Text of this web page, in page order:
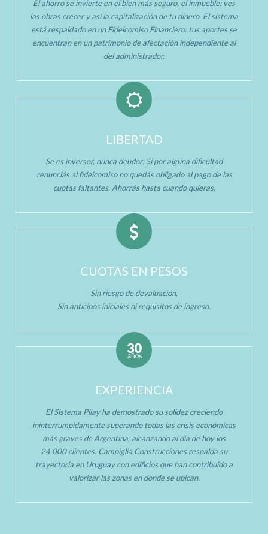
El ahorro se invierte en el bien más seguro, el inmueble: ves
las obras crecer y así la capitalización de tu dinero. El sistema
está respaldado en un Fideicomiso Financiero: tus aportes se
encuentran en un patrimonio de afectación independiente al
del administrador.
LIBERTAD
Se es inversor, nunca deudor: Si por alguna dificultad
renunciás al fideicomiso no quedás obligado al pago de las
cuotas faltantes. Ahorrás hasta cuando quieras.
CUOTAS EN PESOS
Sin riesgo de devaluación.
Sin anticipos iniciales ni requisitos de ingreso.
EXPERIENCIA
El Sistema Pilay ha demostrado su solidez creciendo
ininterrumpidamente superando todas las crisis económicas
más graves de Argentina, alcanzando al día de hoy los
24.000 clientes. Campiglia Construcciones respalda su
trayectoria en Uruguay con edificios que han contribuido a
valorizar las zonas en donde se ubican.